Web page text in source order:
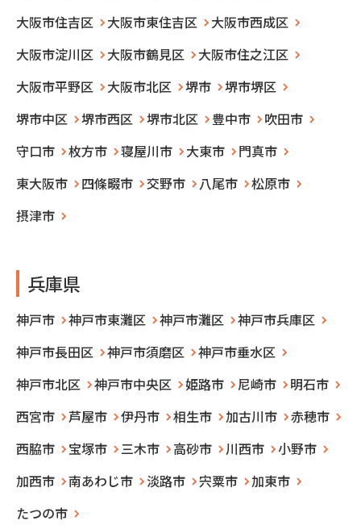
大阪市住吉区
大阪市東住吉区
大阪市西成区
大阪市淀川区
大阪市鶴見区
大阪市住之江区
大阪市平野区
大阪市北区 堺市
堺市堺区
堺市中区
堺市西区 堺市北区 豊中市
吹田市
守口市
枚方市 寝屋川市 大東市
門真市
東大阪市
四條畷市 交野市 八尾市
松原市
摂津市
兵庫県
神戸市 神戸市東灘区 神戸市灘区
神戸市兵庫区
神戸市長田区
神戸市須磨区
神戸市垂水区
神戸市北区
神戸市中央区 姫路市 尼崎市
明石市
西宮市
芦屋市 伊丹市 相生市 加古川市
赤穂市
西脇市
宝塚市 三木市 高砂市 川西市
小野市
加西市
南あわじ市 淡路市 宍粟市
加東市
たつの市